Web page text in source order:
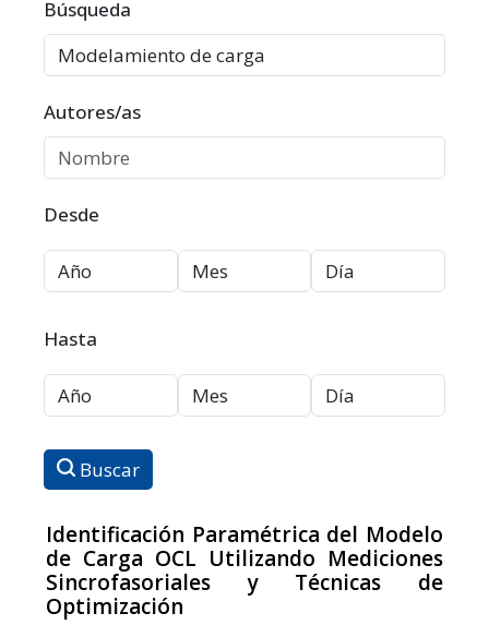
Filtros avanzados
Búsqueda
Autores/as
Desde
Hasta
Buscar
Identificación Paramétrica del Modelo
de Carga OCL Utilizando Mediciones
Sincrofasoriales y Técnicas de
Optimización